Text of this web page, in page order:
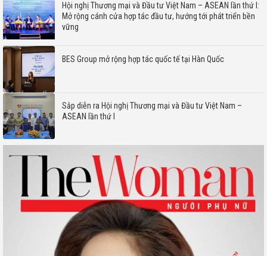
Hội nghị Thương mại và Đầu tư Việt Nam – ASEAN lần thứ I:
Mở rộng cánh cửa hợp tác đầu tư, hướng tới phát triển bền
vững
BES Group mở rộng hợp tác quốc tế tại Hàn Quốc
Sắp diễn ra Hội nghị Thương mại và Đầu tư Việt Nam –
ASEAN lần thứ I